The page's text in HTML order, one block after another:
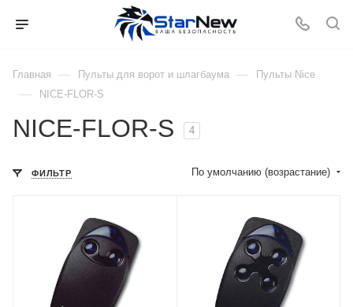
Главная — Пульты для ворот и шлагбаума — Пульты Nice
— NICE-FLOR-S
NICE-FLOR-S 4
ФИЛЬТР По умолчанию (возрастание)